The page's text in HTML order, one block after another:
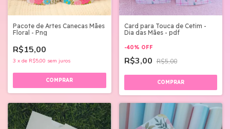
Pacote de Artes Canecas Mães
Floral - Png
R$15,00
3 x de R$5,00 sem juros
Card para Touca de Cetim -
Dia das Mães - pdf
-40% OFF
R$3,00 R$5,00